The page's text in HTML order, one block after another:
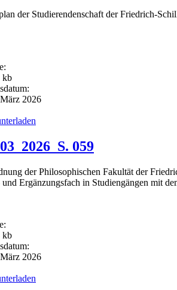
der Studierendenschaft der Friedrich-
kb
2026
059
der Philosophischen Fakultät der
Ergänzungsfach in Studiengängen mit
kb
2026